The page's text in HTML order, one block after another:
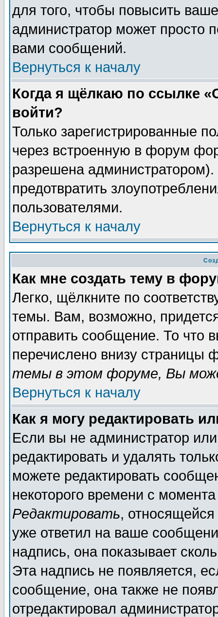
для того, чтобы повысить
администратор может просто
вами сообщений.
Вернуться к началу
Когда я щёлкаю по ссылке
войти?
Только зарегистрированные
через встроенную в форум
разрешена
предотвратить
пользователями.
Вернуться к началу
Как мне создать тему в
Легко, щёлкните по
темы. Вам, возможно,
отправить сообщение. То что
перечислено внизу страницы
темы в этом форуме, Вы
Вернуться к началу
Как я могу редактировать
Если вы не администратор
редактировать и удалять
можете редактировать
некоторого времени с
Редактировать,
уже ответил на ваше
надпись, она показывает
Эта надпись не появляется,
сообщение, она также не
отредактировал